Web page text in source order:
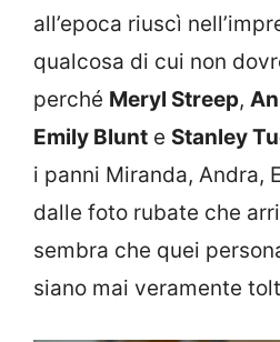
all’epoca riuscì
qualcosa di cui non
perché Meryl Streep,
Emily Blunt e Stanley
i panni Miranda, Andra,
dalle foto rubate che
sembra che quei
siano mai veramente